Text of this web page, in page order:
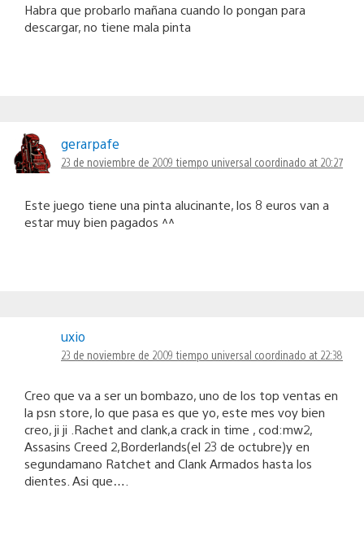
Habra que probarlo mañana cuando lo pongan para
descargar, no tiene mala pinta
gerarpafe
23 de noviembre de 2009 tiempo universal coordinado at 20:27
Este juego tiene una pinta alucinante, los 8 euros van a
estar muy bien pagados ^^
uxio
23 de noviembre de 2009 tiempo universal coordinado at 22:38
Creo que va a ser un bombazo, uno de los top ventas en
la psn store, lo que pasa es que yo, este mes voy bien
creo, ji ji .Rachet and clank,a crack in time , cod:mw2,
Assasins Creed 2,Borderlands(el 23 de octubre)y en
segundamano Ratchet and Clank Armados hasta los
dientes. Asi que….